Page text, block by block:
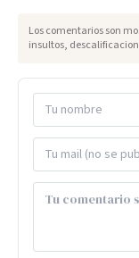
Los comentarios son
insultos,